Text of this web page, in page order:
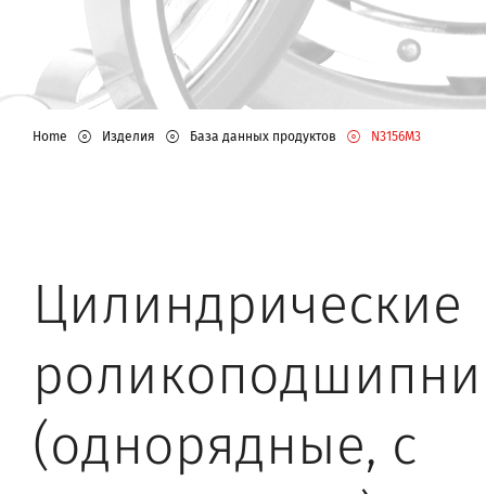
Home Изделия База данных продуктов N3156M3
Цилиндрические
(однорядные, с